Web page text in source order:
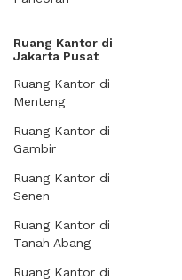
Ruang Kantor di
Jakarta Pusat
Ruang Kantor di
Menteng
Ruang Kantor di
Gambir
Ruang Kantor di
Senen
Ruang Kantor di
Tanah Abang
Ruang Kantor di